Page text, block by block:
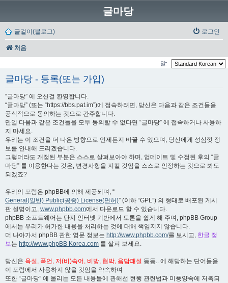
글마당
글걸이(블로그) 로그인
처음
말:
글마당 - 등록(또는 가입)
“글마당” 에 오신걸 환영합니다.
“글마당” (또는 “https://bbs.pat.im”)에 접속하려면, 당신은 다음과 같은 조건들을
공식적으로 동의하는 것으로 간주합니다.
만일 다음과 같은 조건들을 모두 동의할 수 없다면 “글마당” 에 접속하거나 사용하
지 마세요.
우리는 이 조건을 더 나은 방향으로 언제든지 바꿀 수 있으며, 당신에게 성심껏 정
보를 안내해 드리겠습니다.
그렇더라도 개정된 부분은 스스로 살펴보아야 하며, 업데이트 및 수정된 후의 “글
마당” 를 이용한다는 것은, 변경사항을 지킬 것임을 스스로 인정하는 것으로 봐도
되겠죠?
우리의 포럼은 phpBB에 의해 제공되며, “
General(일반) Public(공중) License(면허)” (이하 “GPL”) 의 형태로 배포된 게시
판 설명이고, www.phpbb.com에서 다운로드 할 수 있습니다.
phpBB 소프트웨어는 단지 인터넷 기반에서 토론을 쉽게 해 주며, phpBB Group
에서는 우리가 허가한 내용을 처리하는 것에 대해 책임지지 않습니다.
더 나아가서 phpBB 관한 영문 정보는 http://www.phpbb.com/를 보시고, 한글 정
보는 http://www.phpBB Korea.com 를 살펴 보세요.
당신은 욕설, 폭언, 저(비)속어, 비방, 협박, 음담패설 등등.. 에 해당하는 단어들을
이 포럼에서 사용하지 않을 것임을 약속하며
또한 “글마당” 에 올리는 모든 내용들에 관해선 현행 관련법과 미풍양속에 저촉되